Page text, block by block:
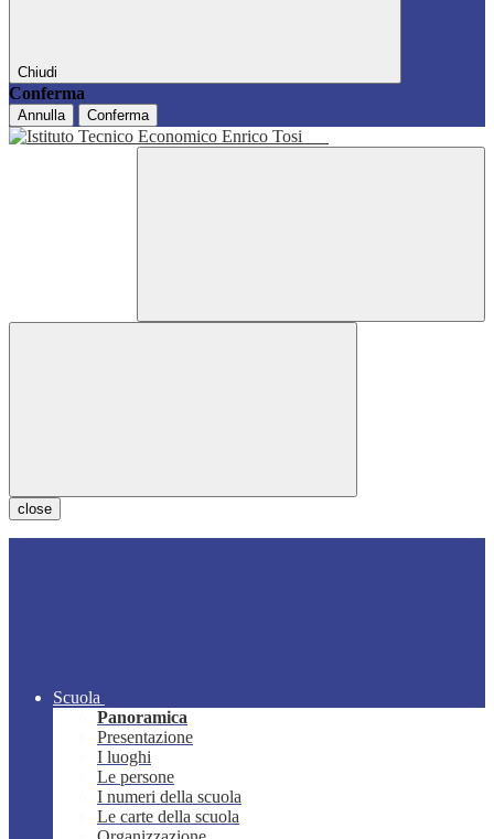
Chiudi
Conferma
Annulla Conferma
close
Scuola
Panoramica
Presentazione
I luoghi
Le persone
I numeri della scuola
Le carte della scuola